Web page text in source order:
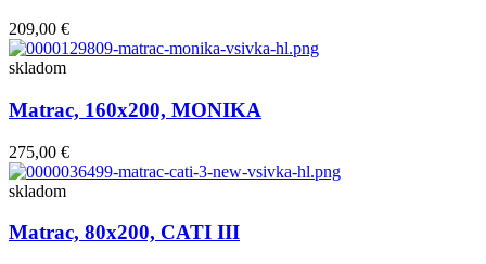
209,00 €
skladom
Matrac, 160x200, MONIKA
275,00 €
skladom
Matrac, 80x200, CATI III